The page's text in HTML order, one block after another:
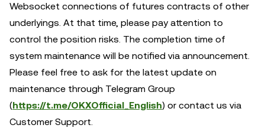
Websocket connections of futures contracts of other
underlyings. At that time, please pay attention to
control the position risks. The completion time of
system maintenance will be notified via announcement.
Please feel free to ask for the latest update on
maintenance through Telegram Group
(https://t.me/OKXOfficial_English) or contact us via
Customer Support.